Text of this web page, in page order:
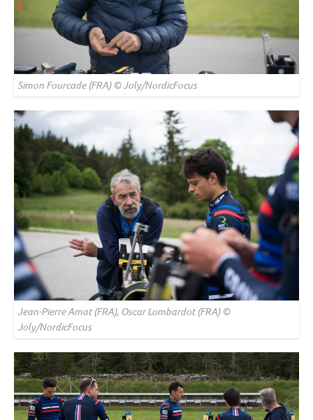
Simon Fourcade (FRA) © Joly/NordicFocus
Jean-Pierre Amat (FRA), Oscar Lombardot (FRA) ©
Joly/NordicFocus